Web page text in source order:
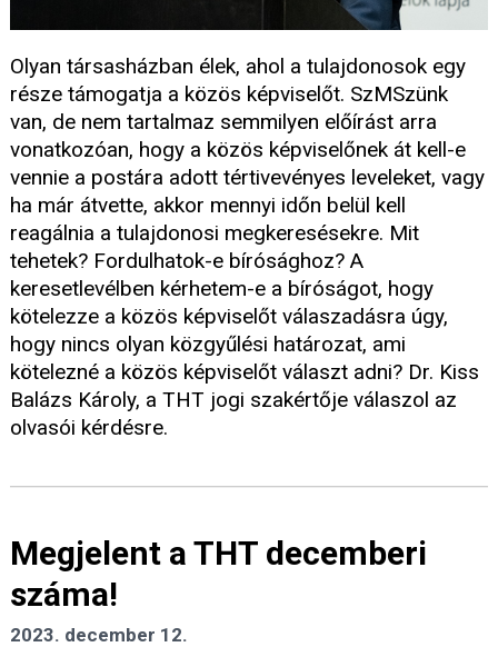
Olyan társasházban élek, ahol a tulajdonosok egy
része támogatja a közös képviselőt. SzMSzünk
van, de nem tartalmaz semmilyen előírást arra
vonatkozóan, hogy a közös képviselőnek át kell-e
vennie a postára adott tértivevényes leveleket, vagy
ha már átvette, akkor mennyi időn belül kell
reagálnia a tulajdonosi megkeresésekre. Mit
tehetek? Fordulhatok-e bírósághoz? A
keresetlevélben kérhetem-e a bíróságot, hogy
kötelezze a közös képviselőt válaszadásra úgy,
hogy nincs olyan közgyűlési határozat, ami
kötelezné a közös képviselőt választ adni? Dr. Kiss
Balázs Károly, a THT jogi szakértője válaszol az
olvasói kérdésre.
Megjelent a THT decemberi
száma!
2023. december 12.